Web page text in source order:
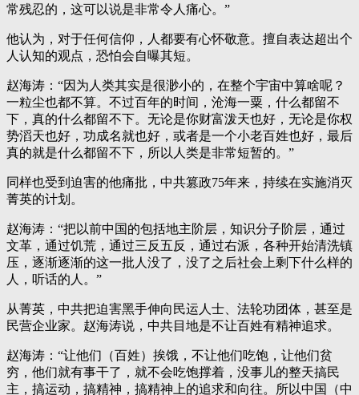
常残忍的，这可以说是非常令人痛心。”
他认为，对于任何信仰，人都要有心怀敬意。擅自表达超出个
人认知的观点，恐怕会自曝其短。
赵海涛：“因为人类其实是很渺小的，在整个宇宙中算啥呢？
一粒尘也都不算。不过百年的时间，沧海一粟，什么都留不
下，真的什么都留不下。无论是你财富泼天也好，无论是你权
势滔天也好，功成名就也好，或者是一个小老百姓也好，最后
真的就是什么都留不下，所以人类是非常短暂的。”
同样也受到迫害的他痛批，中共篡政75年来，持续在实施消灭
菁英的计划。
赵海涛：“把以前中国的包括地主阶层，知识分子阶层，通过
文革，通过饥荒，通过三反五反，通过右派，各种开始清洗镇
压，逐渐逐渐的这一批人没了，没了之后社会上剩下什么样的
人，听话的人。”
从菁英，中共把迫害黑手伸向民运人士、法轮功团体，甚至是
民营企业家。赵海涛说，中共目地是不让百姓有精神追求。
赵海涛：“让他们（百姓）挨饿，不让他们吃饱，让他们贫
穷，他们就有事干了，就不会吃饱撑着，没事儿的整天搞民
主，搞运动，搞精神，搞精神上的追求和向往。所以中国（中